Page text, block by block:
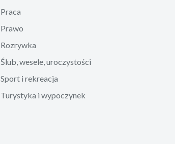
Praca
Prawo
Rozrywka
Ślub, wesele, uroczystości
Sport i rekreacja
Turystyka i wypoczynek